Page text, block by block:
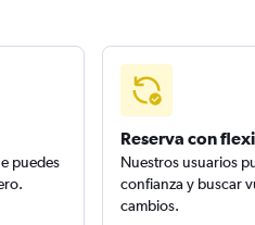
puedes
Reserva con
Nuestros usuarios
confianza y buscar
cambios.